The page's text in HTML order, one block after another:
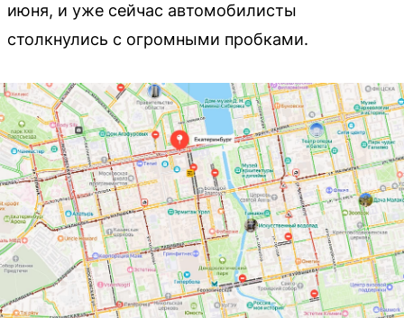
июня, и уже сейчас автомобилисты
столкнулись с огромными пробками.